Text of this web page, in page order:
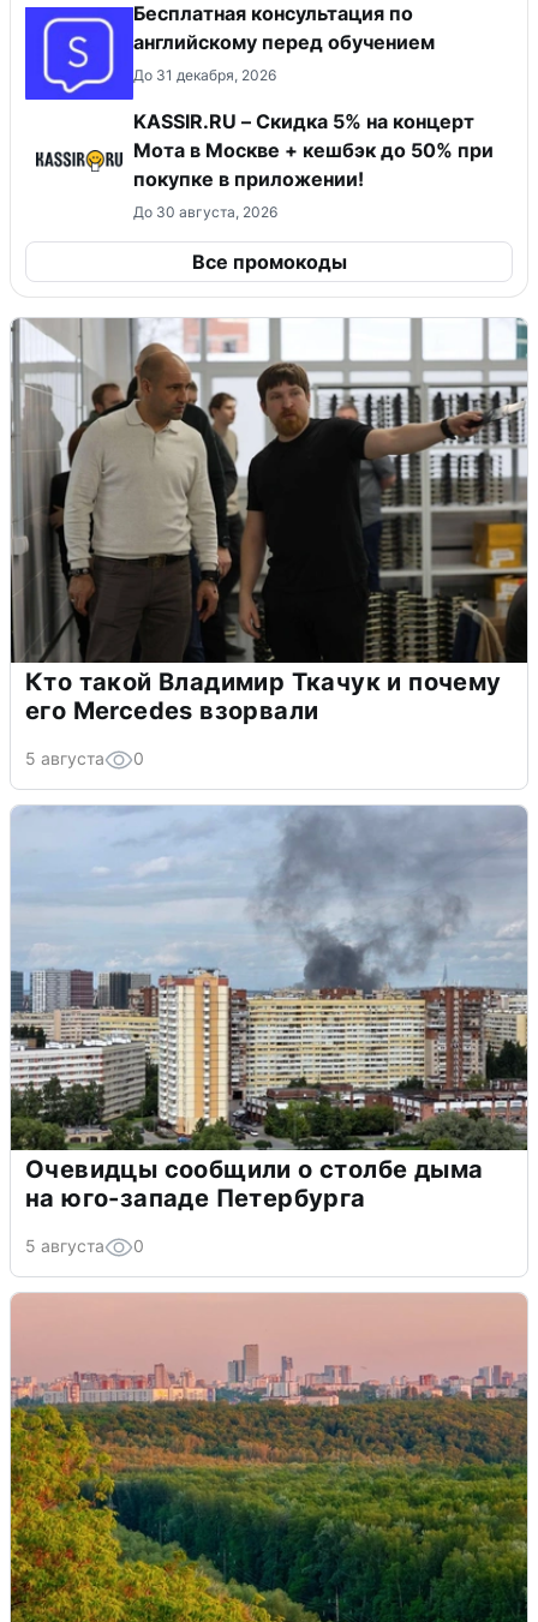
Бесплатная консультация по
английскому перед обучением
До 31 декабря, 2026
KASSIR.RU – Скидка 5% на концерт
Мота в Москве + кешбэк до 50% при
покупке в приложении!
До 30 августа, 2026
Все промокоды
Кто такой Владимир Ткачук и почему
его Mercedes взорвали
5 августа 0
Очевидцы сообщили о столбе дыма
на юго-западе Петербурга
5 августа 0